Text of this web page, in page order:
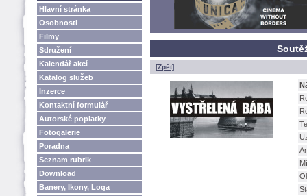
Hlavní stránka
Osobnosti
Filmy
Sdružení
Kalendář akcí
Katalog služeb
Inzerce
Kontaktní formulář
Autorské poplatky
Fotogalerie
Poradna
Seznam rubrik
Download
Banery, Ikony, Loga
[Zpět]